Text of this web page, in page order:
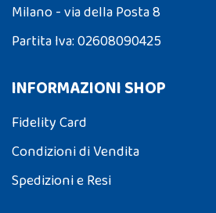
Milano - via della Posta 8
Partita Iva: 02608090425
INFORMAZIONI SHOP
Fidelity Card
Condizioni di Vendita
Spedizioni e Resi